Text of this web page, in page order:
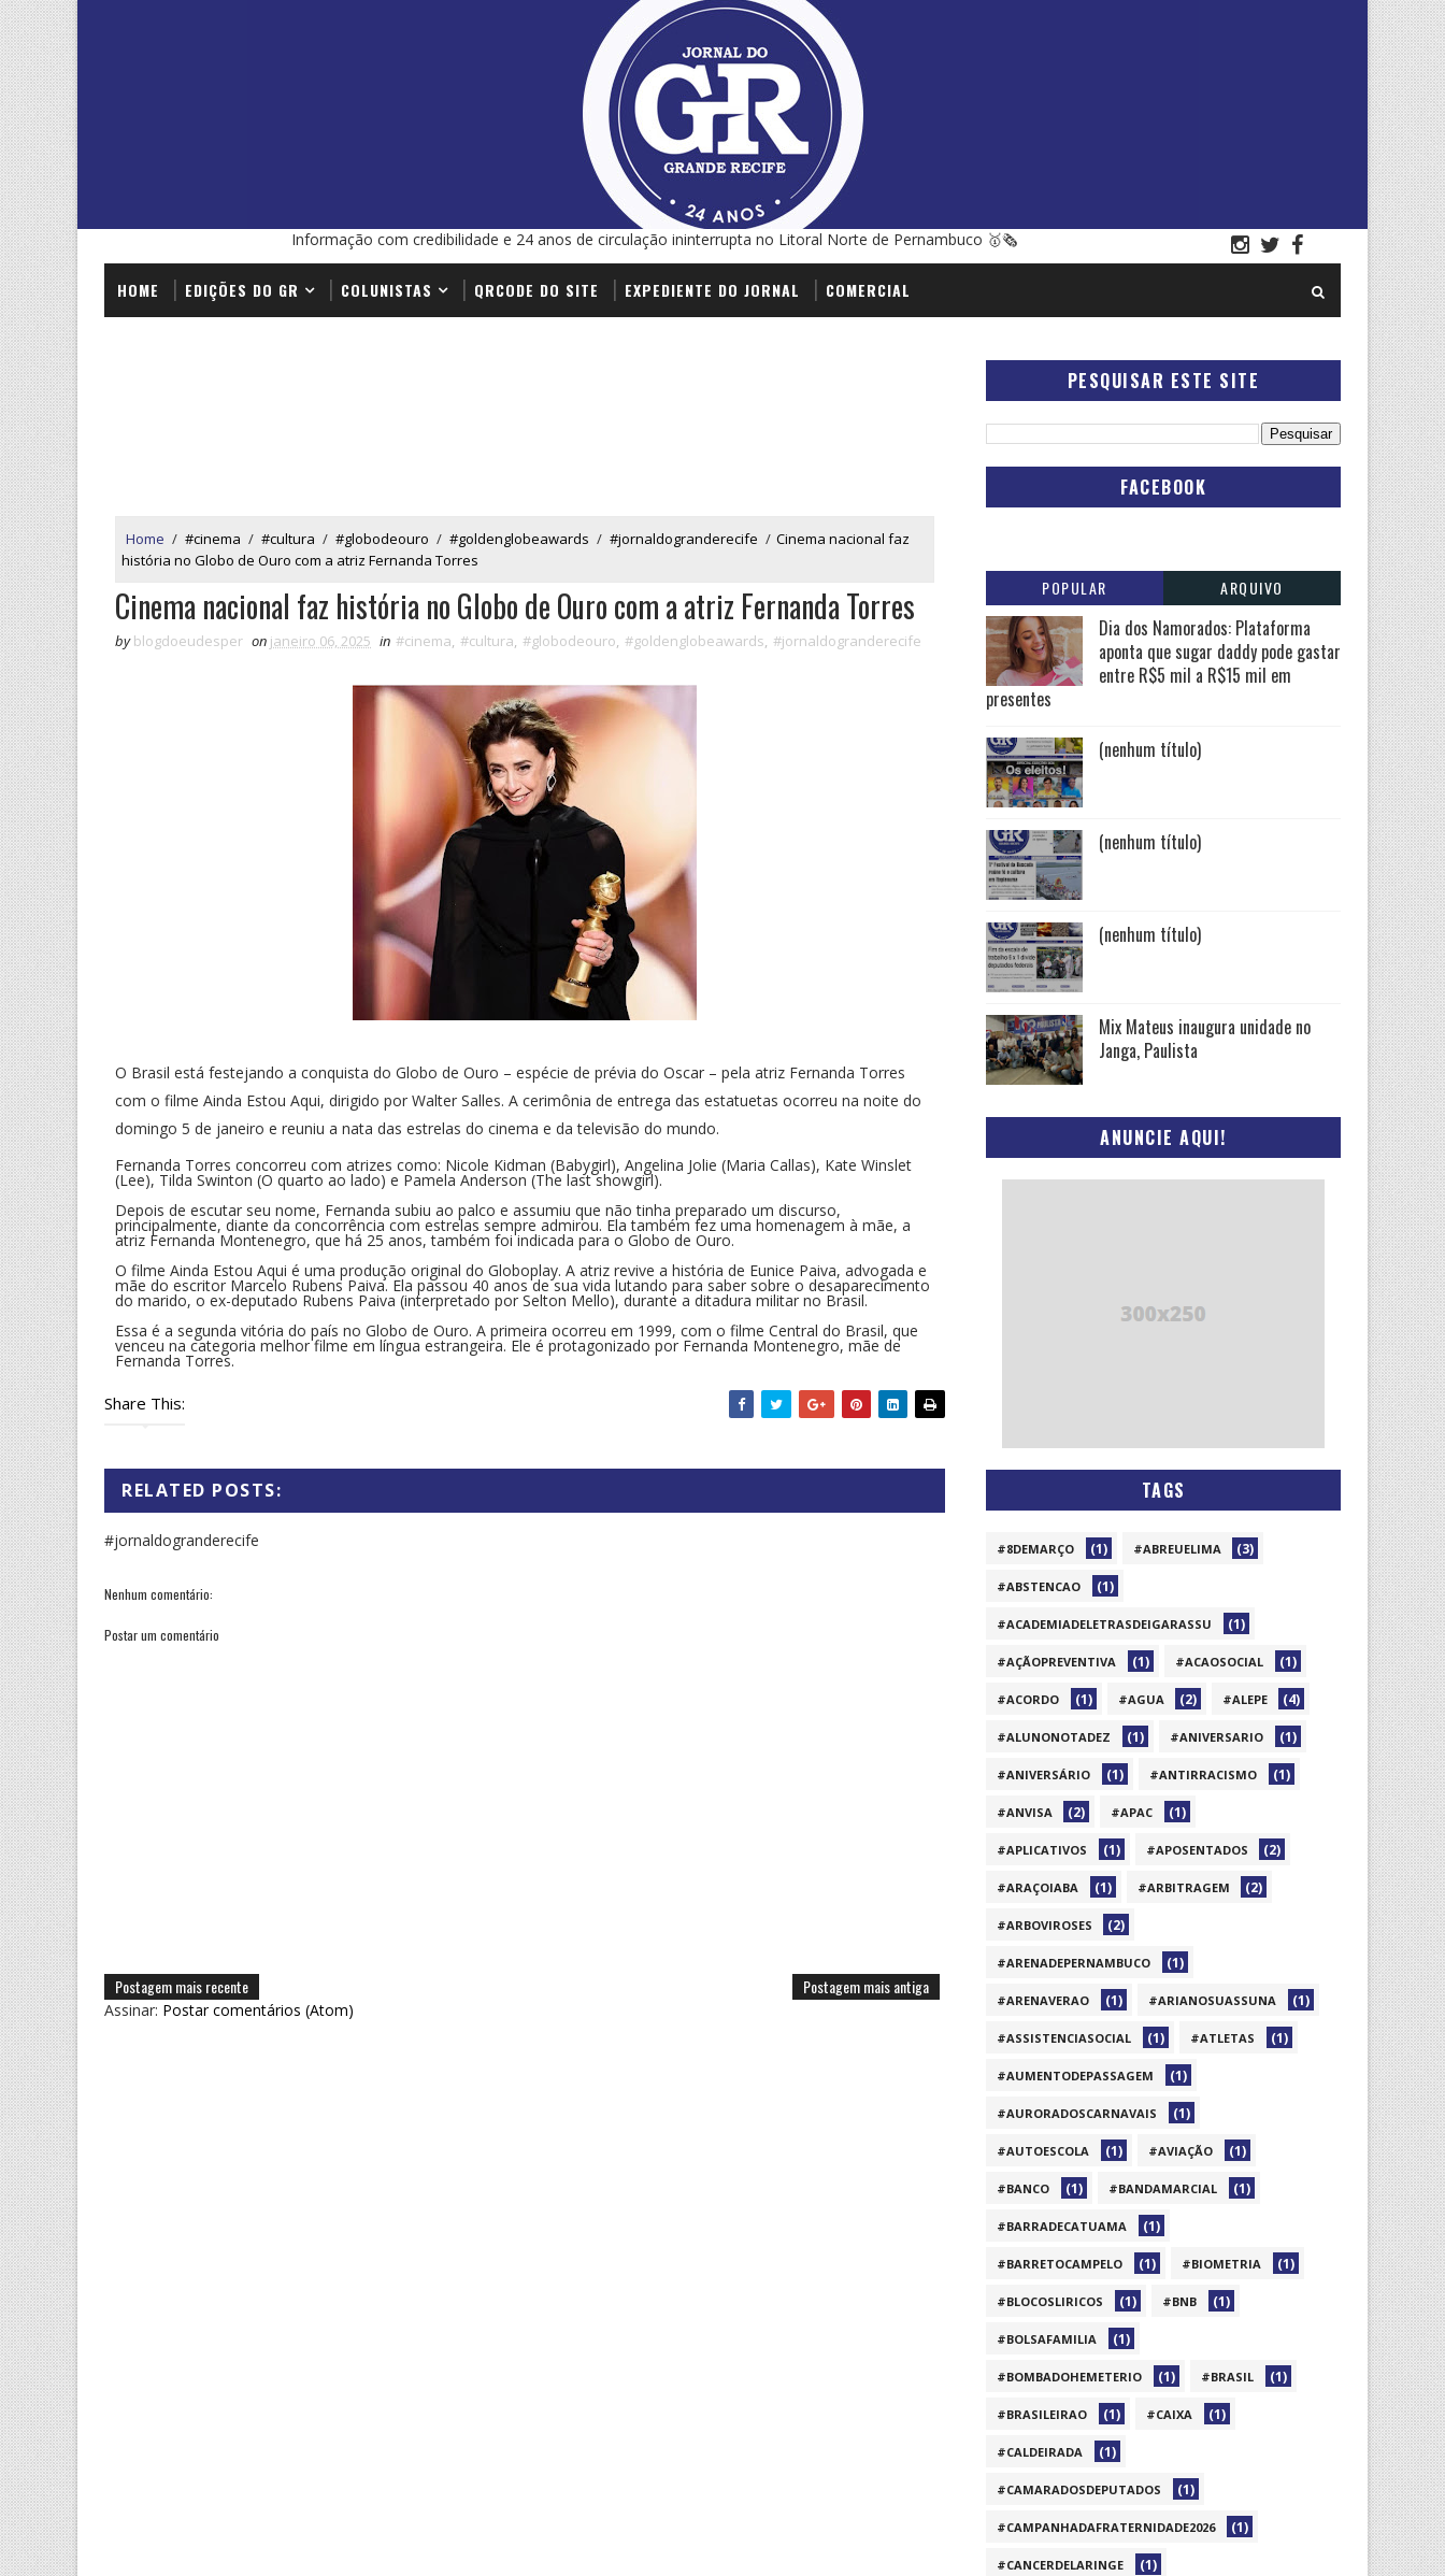
Informação com credibilidade e 24 anos de circulação ininterrupta no Litoral Norte de Pernambuco 🥇🗞
HOME EDIÇÕES DO GR COLUNISTAS QRCODE DO SITE EXPEDIENTE DO JORNAL COMERCIAL
Home / #cinema / #cultura / #globodeouro / #goldenglobeawards / #jornaldogranderecife / Cinema nacional faz
história no Globo de Ouro com a atriz Fernanda Torres
Cinema nacional faz história no Globo de Ouro com a atriz Fernanda Torres
by blogdoeudesper on janeiro 06, 2025 in #cinema, #cultura, #globodeouro, #goldenglobeawards, #jornaldogranderecife
O Brasil está festejando a conquista do Globo de Ouro – espécie de prévia do Oscar – pela atriz Fernanda Torres
com o filme Ainda Estou Aqui, dirigido por Walter Salles. A cerimônia de entrega das estatuetas ocorreu na noite do
domingo 5 de janeiro e reuniu a nata das estrelas do cinema e da televisão do mundo.
Fernanda Torres concorreu com atrizes como: Nicole Kidman (Babygirl), Angelina Jolie (Maria Callas), Kate Winslet
(Lee), Tilda Swinton (O quarto ao lado) e Pamela Anderson (The last showgirl).
Depois de escutar seu nome, Fernanda subiu ao palco e assumiu que não tinha preparado um discurso,
principalmente, diante da concorrência com estrelas sempre admirou. Ela também fez uma homenagem à mãe, a
atriz Fernanda Montenegro, que há 25 anos, também foi indicada para o Globo de Ouro.
O filme Ainda Estou Aqui é uma produção original do Globoplay. A atriz revive a história de Eunice Paiva, advogada e
mãe do escritor Marcelo Rubens Paiva. Ela passou 40 anos de sua vida lutando para saber sobre o desaparecimento
do marido, o ex-deputado Rubens Paiva (interpretado por Selton Mello), durante a ditadura militar no Brasil.
Essa é a segunda vitória do país no Globo de Ouro. A primeira ocorreu em 1999, com o filme Central do Brasil, que
venceu na categoria melhor filme em língua estrangeira. Ele é protagonizado por Fernanda Montenegro, mãe de
Fernanda Torres.
Share This:
RELATED POSTS:
#jornaldogranderecife
Nenhum comentário:
Postar um comentário
Postagem mais recente Postagem mais antiga
Assinar: Postar comentários (Atom)
PESQUISAR ESTE SITE
FACEBOOK
POPULAR ARQUIVO
Dia dos Namorados: Plataforma
aponta que sugar daddy pode gastar
entre R$5 mil a R$15 mil em
presentes
(nenhum título)
(nenhum título)
(nenhum título)
Mix Mateus inaugura unidade no
Janga, Paulista
ANUNCIE AQUI!
TAGS
#8DEMARÇO (1) #ABREUELIMA (3)
#ABSTENCAO (1)
#ACADEMIADELETRASDEIGARASSU (1)
#AÇÃOPREVENTIVA (1) #ACAOSOCIAL (1)
#ACORDO (1) #AGUA (2) #ALEPE (4)
#ALUNONOTADEZ (1) #ANIVERSARIO (1)
#ANIVERSÁRIO (1) #ANTIRRACISMO (1)
#ANVISA (2) #APAC (1)
#APLICATIVOS (1) #APOSENTADOS (2)
#ARAÇOIABA (1) #ARBITRAGEM (2)
#ARBOVIROSES (2)
#ARENADEPERNAMBUCO (1)
#ARENAVERAO (1) #ARIANOSUASSUNA (1)
#ASSISTENCIASOCIAL (1) #ATLETAS (1)
#AUMENTODEPASSAGEM (1)
#AURORADOSCARNAVAIS (1)
#AUTOESCOLA (1) #AVIAÇÃO (1)
#BANCO (1) #BANDAMARCIAL (1)
#BARRADECATUAMA (1)
#BARRETOCAMPELO (1) #BIOMETRIA (1)
#BLOCOSLIRICOS (1) #BNB (1)
#BOLSAFAMILIA (1)
#BOMBADOHEMETERIO (1) #BRASIL (1)
#BRASILEIRAO (1) #CAIXA (1)
#CALDEIRADA (1)
#CAMARADOSDEPUTADOS (1)
#CAMPANHADAFRATERNIDADE2026 (1)
#CANCERDELARINGE (1)